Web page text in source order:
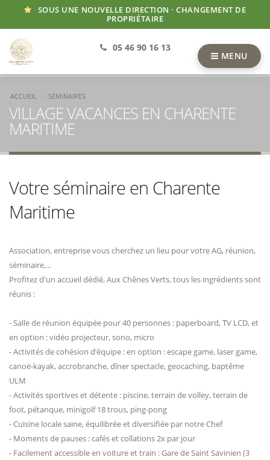
SOUS UNE NOUVELLE DIRECTION · CHANGEMENT DE
PROPRIÉTAIRE
MENU
05 46 90 16 13
ACCUEIL SÉMINAIRES
VILLAGE VACANCES EN CHARENTE
MARITIME
Votre séminaire en Charente
Maritime
Association, entreprise vous cherchez un lieu pour votre AG, réunion,
séminaire,...
Profitez d'un accueil dédié, Aux Chênes Verts, tous les ingrédients sont
réunis :
- Salle de réunion équipée pour 40 personnes : paperboard, TV LCD, et
en option : vidéo projecteur, sono, micro
- Activités de cohésion d’équipe : en option : escape game, laser game,
canoë-kayak, accrobranche, dîner spectacle, geocaching, baptême
ULM
- Activités sportives et détente : piscine, terrain de volley, terrain de
foot, pétanque, minigolf 18 trous, ping-pong
- Cuisine locale saine, équilibrée et diversifiée par notre Chef
- Moments de pauses : cafés et collations 2x par jour
- Facilement accessible en voiture et train : Gare de Saint Savinien (3